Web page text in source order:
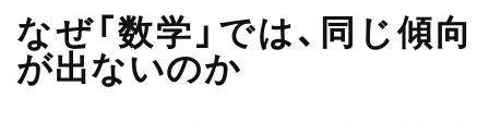
なぜ「数学」では、同じ傾向
が出ないのか